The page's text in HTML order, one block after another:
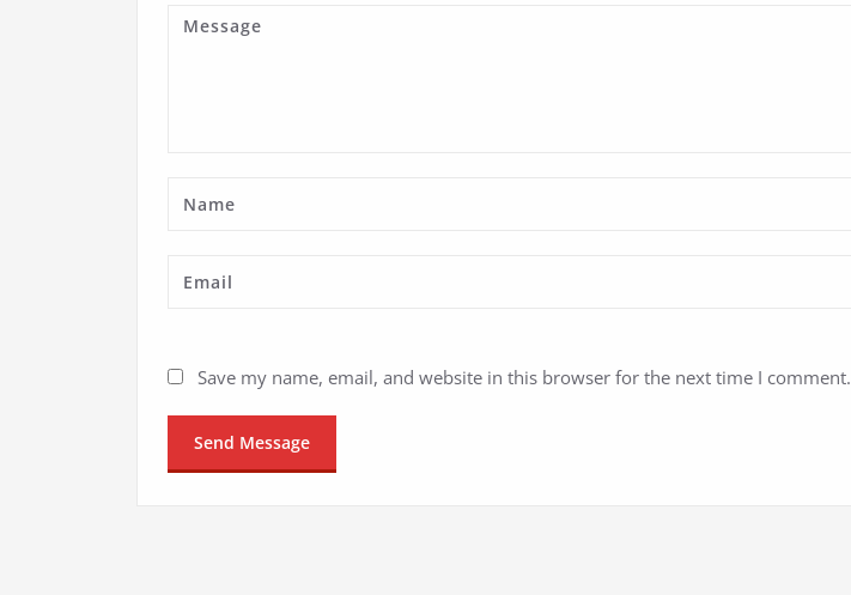
Save my name, email, and website in this browser for the next time I comment.